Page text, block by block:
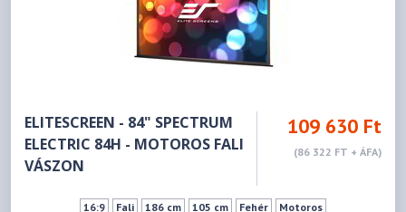
ELITESCREEN - 84" SPECTRUM
ELECTRIC 84H - MOTOROS FALI
VÁSZON
109 630 Ft
(86 322 FT + ÁFA)
16:9 Fali 186 cm 105 cm Fehér Motoros